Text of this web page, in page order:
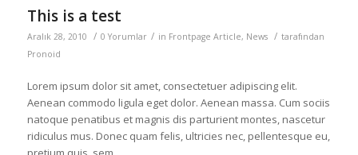
This is a test
Aralık 28, 2010 / 0 Yorumlar / in Frontpage Article, News / tarafından
Pronoid
Lorem ipsum dolor sit amet, consectetuer adipiscing elit.
Aenean commodo ligula eget dolor. Aenean massa. Cum sociis
natoque penatibus et magnis dis parturient montes, nascetur
ridiculus mus. Donec quam felis, ultricies nec, pellentesque eu,